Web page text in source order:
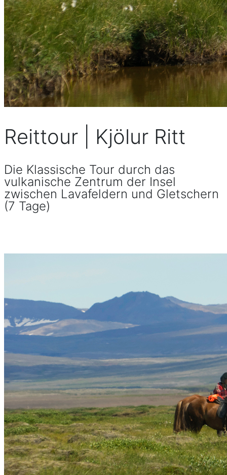
Reittour | Kjölur Ritt
Die Klassische Tour durch das
vulkanische Zentrum der Insel
zwischen Lavafeldern und Gletschern
(7 Tage)